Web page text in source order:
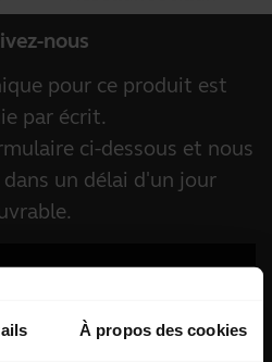
À propos des cookies
nous
pour ce produit est
par écrit.
ci-dessous et nous
un délai d'un jour